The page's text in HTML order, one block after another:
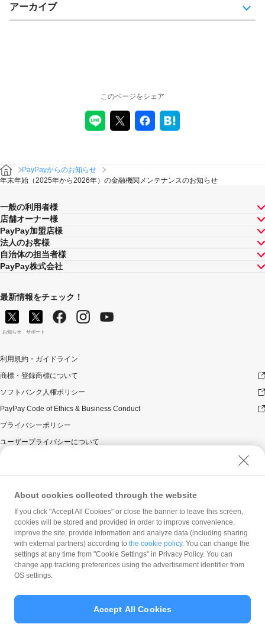
アーカイブ
このページをシェア
PayPayからのお知らせ
年末年始（2025年から2026年）の金融機関メンテナンスのお知らせ
一般の利用者様
店舗オーナー様
PayPay加盟店様
法人のお客様
自治体の担当者様
PayPay株式会社
最新情報をチェック！
お知らせ サポート
利用規約・ガイドライン
商標・登録商標について
ソフトバンク人権ポリシー
PayPay Code of Ethics & Business Conduct
プライバシーポリシー
ユーザープライバシーについて
ウェブサイト利用規約
反社会的勢力に対する方針
勧誘方針
マネロン等基本方針
カスタマーハラスメントに関する当社の考え方
About cookies collected through the website
If you click "Accept All Cookies" or close the banner to leave this screen,
cookies will be stored and provided in order to improve convenience,
improve the site, provide information and analyze data (including sharing
with external partners) according to the cookie policy. You can change the
settings at any time from "Cookie Settings" in Privacy Policy. You can
change app tracking preferences using the advertisement identifier from
OS settings.
Accept All Cookies